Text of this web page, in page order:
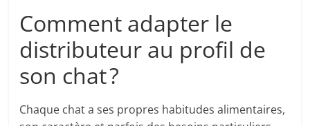
Comment adapter le
distributeur au profil de
son chat ?
Chaque chat a ses propres habitudes alimentaires,